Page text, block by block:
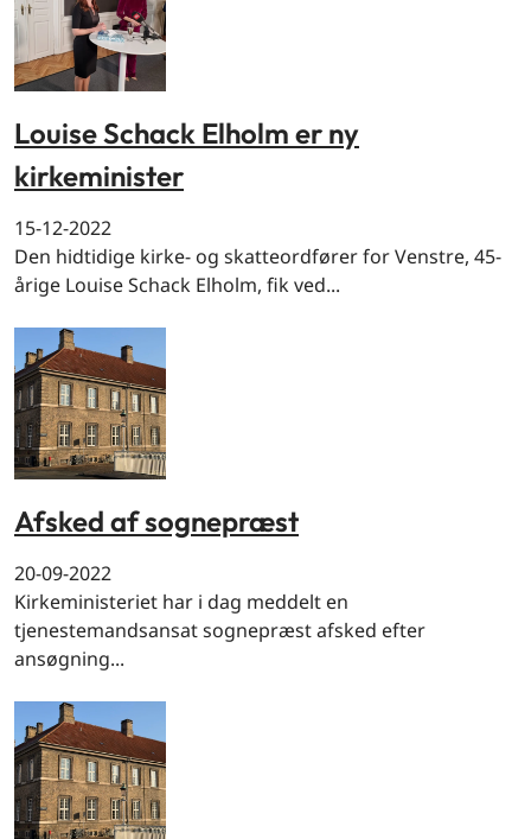
Louise Schack Elholm er ny
kirkeminister
15-12-2022
Den hidtidige kirke- og skatteordfører for Venstre, 45-
årige Louise Schack Elholm, fik ved...
Afsked af sognepræst
20-09-2022
Kirkeministeriet har i dag meddelt en
tjenestemandsansat sognepræst afsked efter
ansøgning...